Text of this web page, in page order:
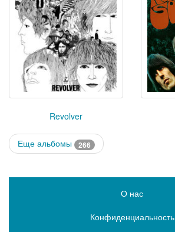
Revolver
Еще альбомы 266
О нас
Конфиденциальность